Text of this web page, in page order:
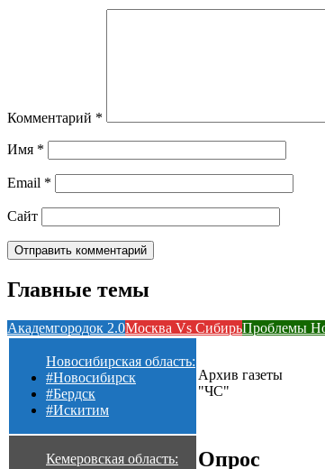
Комментарий *
Имя *
Email *
Сайт
Главные темы
Академгородок 2.0Москва Vs СибирьПроблемы
Новосибирская область:
#Новосибирск
#Бердск
#Искитим
Кемеровская область:
Архив газеты
"ЧС"
Опрос